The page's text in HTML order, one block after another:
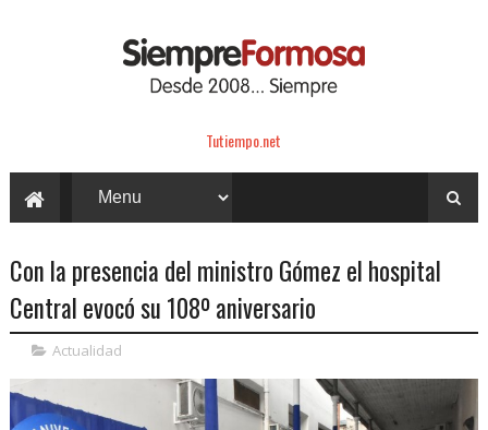
Tutiempo.net
Con la presencia del ministro Gómez el hospital
Central evocó su 108º aniversario
Actualidad